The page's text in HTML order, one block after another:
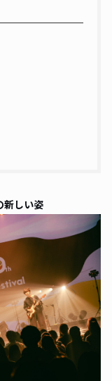
新しい姿